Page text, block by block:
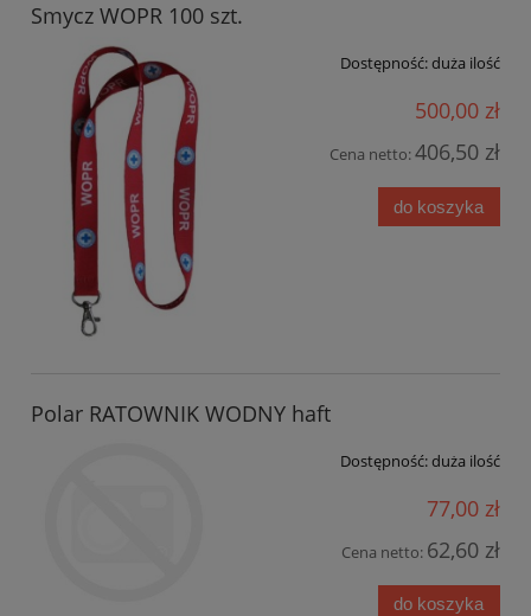
Smycz WOPR 100 szt.
Dostępność:duża ilość
500,00 zł
Cena netto:406,50 zł
do koszyka
Polar RATOWNIK WODNY haft
Dostępność:duża ilość
77,00 zł
Cena netto: 62,60 zł
do koszyka